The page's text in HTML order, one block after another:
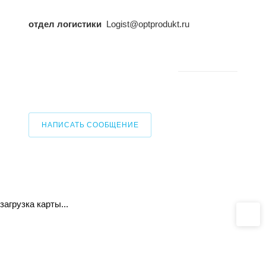
отдел логистики Logist@optprodukt.ru
НАПИСАТЬ СООБЩЕНИЕ
загрузка карты...